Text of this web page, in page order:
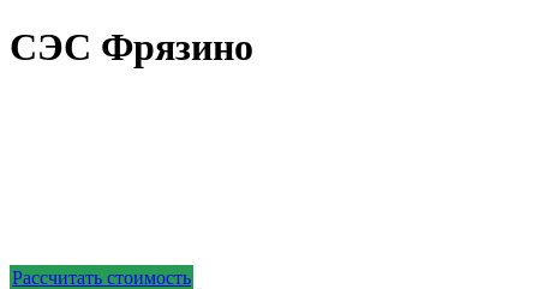
СЭС Фрязино
Рассчитать стоимость